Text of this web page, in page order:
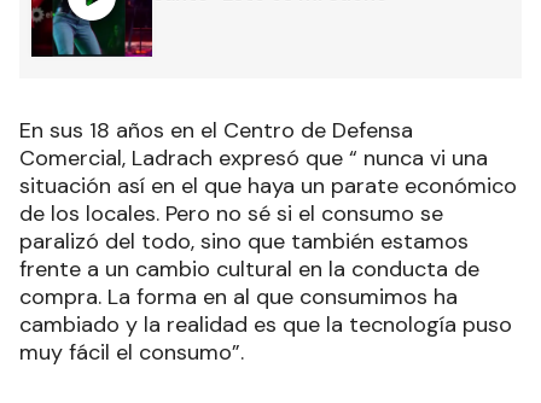
En sus 18 años en el Centro de Defensa
Comercial, Ladrach expresó que “ nunca vi una
situación así en el que haya un parate económico
de los locales. Pero no sé si el consumo se
paralizó del todo, sino que también estamos
frente a un cambio cultural en la conducta de
compra. La forma en al que consumimos ha
cambiado y la realidad es que la tecnología puso
muy fácil el consumo”.